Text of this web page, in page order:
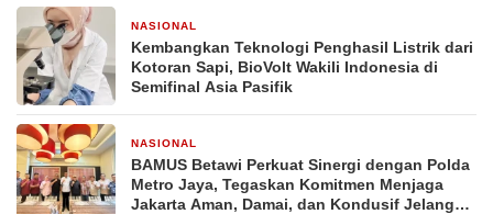
NASIONAL
Kembangkan Teknologi Penghasil Listrik dari
Kotoran Sapi, BioVolt Wakili Indonesia di
Semifinal Asia Pasifik
NASIONAL
BAMUS Betawi Perkuat Sinergi dengan Polda
Metro Jaya, Tegaskan Komitmen Menjaga
Jakarta Aman, Damai, dan Kondusif Jelang